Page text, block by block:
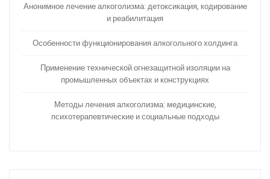
Анонимное лечение алкоголизма: детоксикация, кодирование
и реабилитация
Особенности функционирования алкогольного холдинга
Применение технической огнезащитной изоляции на
промышленных объектах и конструкциях
Методы лечения алкоголизма: медицинские,
психотерапевтические и социальные подходы